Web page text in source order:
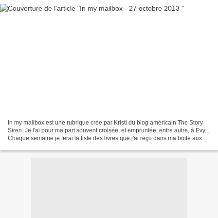
In my mailbox est une rubrique crée par Kristi du blog américain The Story
Siren. Je l'ai pour ma part souvent croisée, et empruntée, entre autre, à Evy...
Chaque semaine je ferai la liste des livres que j'ai reçu dans ma boite aux